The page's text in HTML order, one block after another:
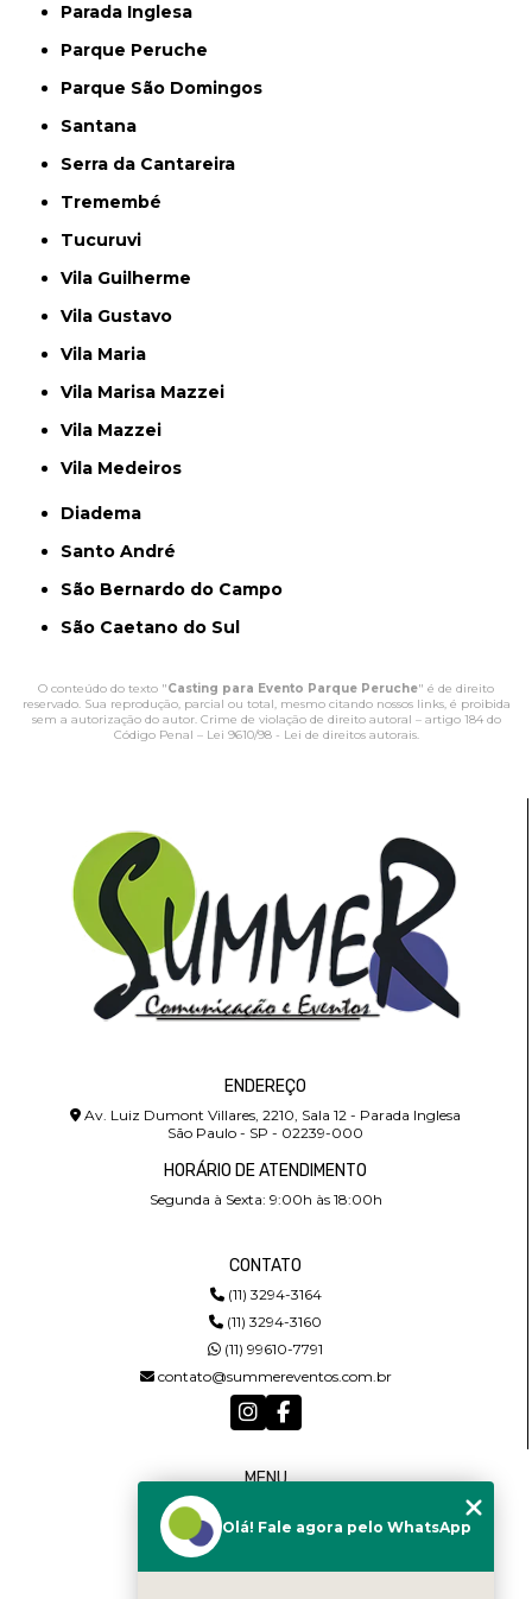
Parada Inglesa
Parque Peruche
Parque São Domingos
Santana
Serra da Cantareira
Tremembé
Tucuruvi
Vila Guilherme
Vila Gustavo
Vila Maria
Vila Marisa Mazzei
Vila Mazzei
Vila Medeiros
Diadema
Santo André
São Bernardo do Campo
São Caetano do Sul
O conteúdo do texto "Casting para Evento Parque Peruche" é de direito
reservado. Sua reprodução, parcial ou total, mesmo citando nossos links, é proibida
sem a autorização do autor. Crime de violação de direito autoral – artigo 184 do
Código Penal – Lei 9610/98 - Lei de direitos autorais.
ENDEREÇO
Av. Luiz Dumont Villares, 2210, Sala 12 - Parada Inglesa
São Paulo - SP - 02239-000
HORÁRIO DE ATENDIMENTO
Segunda à Sexta: 9:00h às 18:00h
CONTATO
(11) 3294-3164
(11) 3294-3160
(11) 99610-7791
contato@summereventos.com.br
MENU
QUEM SOMOS
Olá! Fale agora pelo WhatsApp